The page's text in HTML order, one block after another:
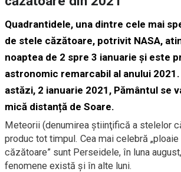
Quadrantidele, una dintre cele mai
de stele căzătoare, potrivit NASA,
noaptea de 2 spre 3 ianuarie și este
astronomic remarcabil al anului
astăzi, 2 ianuarie 2021, Pământul se
mică distanță de Soare.
Meteorii (denumirea ştiinţifică a stelelor
produc tot timpul. Cea mai celebră
căzătoare” sunt Perseidele, în luna
fenomene există și în alte luni.